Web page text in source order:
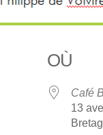
OÙ
Café
13